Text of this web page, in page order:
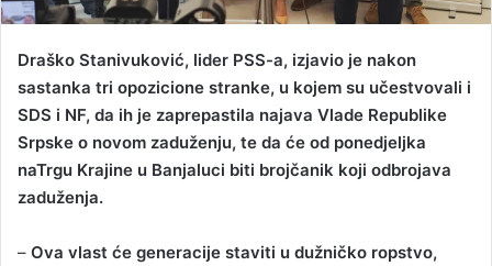
Draško Stanivuković, lider PSS-a, izjavio je nakon
sastanka tri opozicione stranke, u kojem su učestvovali i
SDS i NF, da ih je zaprepastila najava Vlade Republike
Srpske o novom zaduženju, te da će od ponedjeljka
naTrgu Krajine u Banjaluci biti brojčanik koji odbrojava
zaduženja.
– Ova vlast će generacije staviti u dužničko ropstvo,